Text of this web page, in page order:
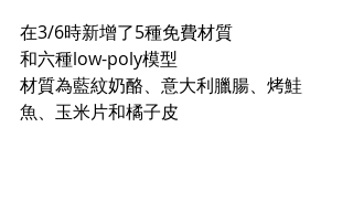
在3/6時新增了5種免費材質
和六種low-poly模型
材質為藍紋奶酪、意大利臘腸、烤鮭
魚、玉米片和橘子皮